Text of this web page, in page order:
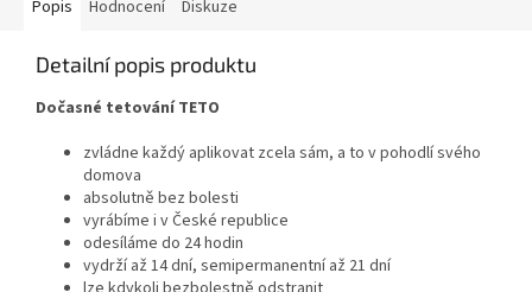
Popis Hodnocení Diskuze
Detailní popis produktu
Dočasné tetování TETO
zvládne každý aplikovat zcela sám, a to v pohodlí svého
domova
absolutně bez bolesti
vyrábíme i v České republice
odesíláme do 24 hodin
vydrží až 14 dní, semipermanentní až 21 dní